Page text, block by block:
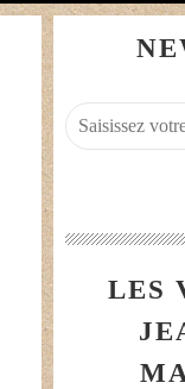
LES